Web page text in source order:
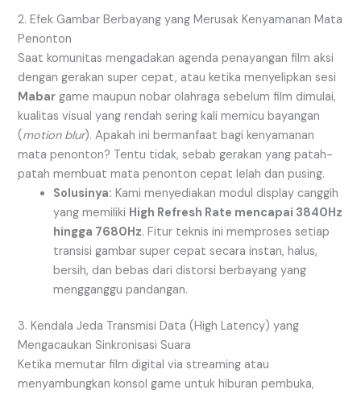
2. Efek Gambar Berbayang yang Merusak Kenyamanan Mata
Penonton
Saat komunitas mengadakan agenda penayangan film aksi
dengan gerakan super cepat, atau ketika menyelipkan sesi
Mabar game maupun nobar olahraga sebelum film dimulai,
kualitas visual yang rendah sering kali memicu bayangan
(motion blur). Apakah ini bermanfaat bagi kenyamanan
mata penonton? Tentu tidak, sebab gerakan yang patah-
patah membuat mata penonton cepat lelah dan pusing.
Solusinya: Kami menyediakan modul display canggih
yang memiliki High Refresh Rate mencapai 3840Hz
hingga 7680Hz. Fitur teknis ini memproses setiap
transisi gambar super cepat secara instan, halus,
bersih, dan bebas dari distorsi berbayang yang
mengganggu pandangan.
3. Kendala Jeda Transmisi Data (High Latency) yang
Mengacaukan Sinkronisasi Suara
Ketika memutar film digital via streaming atau
menyambungkan konsol game untuk hiburan pembuka,